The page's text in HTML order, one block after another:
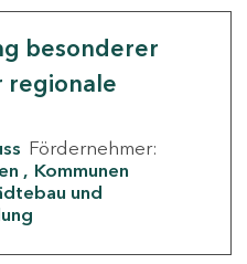
besonderer
regionale
Fördernehmer:
Kommunen
und